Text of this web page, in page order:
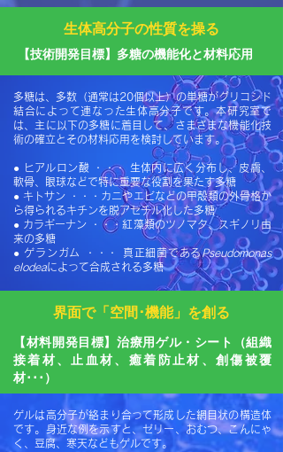
生体高分子の性質を操る
【技術開発目標】多糖の機能化と材料応用
多糖は、多数（通常は20個以上）の単糖がグリコシド
結合によって連なった生体高分子です。本研究室で
は、主に以下の多糖に着目して、さまざまな機能化技
術の確立とその材料応用を検討しています。
● ヒアルロン酸 ・・・ 生体内に広く分布し、皮膚、
軟骨、眼球などで特に重要な役割を果たす多糖
● キトサン ・・・カニやエビなどの甲殻類の外骨格か
ら得られるキチンを脱アセチル化した多糖
● カラギーナン ・・・紅藻類のツノマタ、スギノリ由
来の多糖
● ゲランガム ・・・ 真正細菌であるPseudomonas
elodeaによって合成される多糖
界面で「空間･機能」を創る
【材料開発目標】治療用ゲル・シート（組織
接着材、止血材、癒着防止材、創傷被覆
材･･･）
ゲルは高分子が絡まり合って形成した網目状の構造体
です。身近な例を示すと、ゼリー、おむつ、こんにゃ
く、豆腐、寒天などもゲルです。